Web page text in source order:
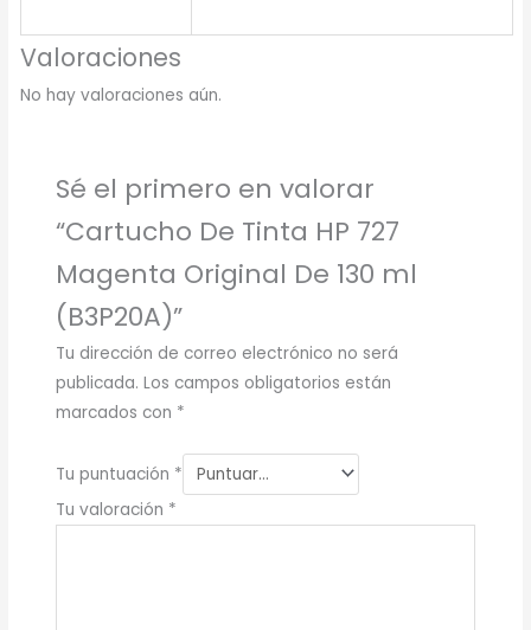
Valoraciones
No hay valoraciones aún.
Sé el primero en valorar
“Cartucho De Tinta HP 727
Magenta Original De 130 ml
(B3P20A)”
Tu dirección de correo electrónico no será
publicada. Los campos obligatorios están
marcados con *
Tu puntuación *
Tu valoración *